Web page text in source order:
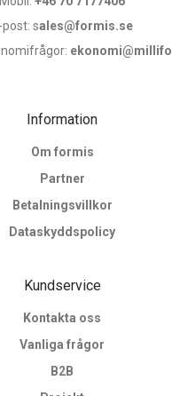
post: sales@formis.se
Information
Om formis
Partner
Betalningsvillkor
Dataskyddspolicy
Kundservice
Kontakta oss
Vanliga frågor
B2B